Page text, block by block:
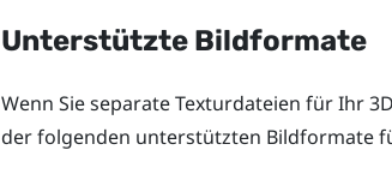
Unterstützte Bildformate
Wenn Sie separate Texturdateien für Ihr
der folgenden unterstützten Bildformate